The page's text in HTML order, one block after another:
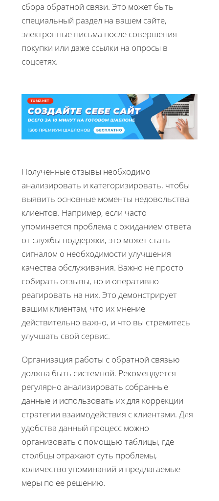
сбора обратной связи. Это может быть
специальный раздел на вашем сайте,
электронные письма после совершения
покупки или даже ссылки на опросы в
соцсетях.
Полученные отзывы необходимо
анализировать и категоризировать, чтобы
выявить основные моменты недовольства
клиентов. Например, если часто
упоминается проблема с ожиданием ответа
от службы поддержки, это может стать
сигналом о необходимости улучшения
качества обслуживания. Важно не просто
собирать отзывы, но и оперативно
реагировать на них. Это демонстрирует
вашим клиентам, что их мнение
действительно важно, и что вы стремитесь
улучшать свой сервис.
Организация работы с обратной связью
должна быть системной. Рекомендуется
регулярно анализировать собранные
данные и использовать их для коррекции
стратегии взаимодействия с клиентами. Для
удобства данный процесс можно
организовать с помощью таблицы, где
столбцы отражают суть проблемы,
количество упоминаний и предлагаемые
меры по ее решению.